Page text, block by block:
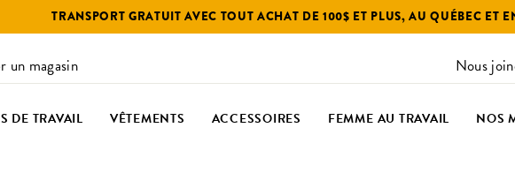
TRANSPORT GRATUIT AVEC TOUT ACHAT DE 100$ ET PLUS, AU QUÉBEC ET
un magasin Nous
DE TRAVAIL VÊTEMENTS ACCESSOIRES FEMME AU TRAVAIL NOS